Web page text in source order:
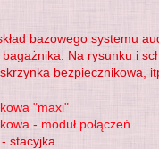
bazowego systemu
Na rysunku i
bezpiecznikowa,
"maxi"
- moduł połączeń
- stacyjka